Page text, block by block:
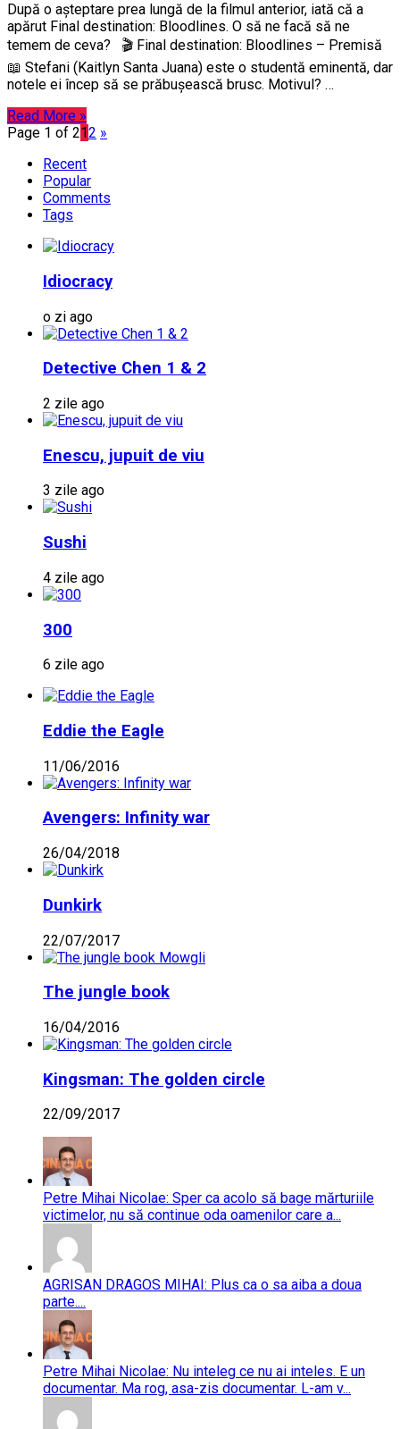
După o așteptare prea lungă de la filmul anterior, iată că a
apărut Final destination: Bloodlines. O să ne facă să ne
temem de ceva? 🎬 Final destination: Bloodlines – Premisă
📖 Stefani (Kaitlyn Santa Juana) este o studentă eminentă, dar
notele ei încep să se prăbușească brusc. Motivul? …
Read More »
Page 1 of 212 »
Recent
Popular
Comments
Tags
Idiocracy
o zi ago
Detective Chen 1 & 2
2 zile ago
Enescu, jupuit de viu
3 zile ago
Sushi
4 zile ago
300
6 zile ago
Eddie the Eagle
11/06/2016
Avengers: Infinity war
26/04/2018
Dunkirk
22/07/2017
The jungle book
16/04/2016
Kingsman: The golden circle
22/09/2017
Petre Mihai Nicolae: Sper ca acolo să bage mărturiile
victimelor, nu să continue oda oamenilor care a...
AGRISAN DRAGOS MIHAI: Plus ca o sa aiba a doua
parte....
Petre Mihai Nicolae: Nu inteleg ce nu ai inteles. E un
documentar. Ma rog, asa-zis documentar. L-am v...